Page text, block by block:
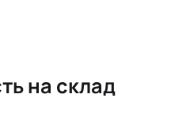
на склад